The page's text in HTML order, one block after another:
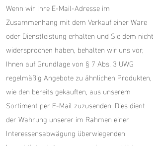
Wenn wir Ihre E-Mail-Adresse im
Zusammenhang mit dem Verkauf einer Ware
oder Dienstleistung erhalten und Sie dem nicht
widersprochen haben, behalten wir uns vor,
Ihnen auf Grundlage von § 7 Abs. 3 UWG
regelmäßig Angebote zu ähnlichen Produkten,
wie den bereits gekauften, aus unserem
Sortiment per E-Mail zuzusenden. Dies dient
der Wahrung unserer im Rahmen einer
Interessensabwägung überwiegenden